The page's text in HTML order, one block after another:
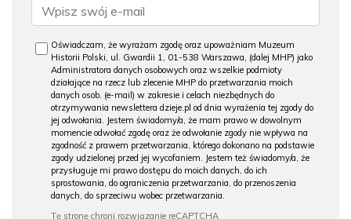
Oświadczam, że wyrażam zgodę oraz upoważniam Muzeum
Historii Polski, ul. Gwardii 1, 01-538 Warszawa, (dalej MHP) jako
Administratora danych osobowych oraz wszelkie podmioty
działające na rzecz lub zlecenie MHP do przetwarzania moich
danych osob. (e-mail) w zakresie i celach niezbędnych do
otrzymywania newslettera dzieje.pl od dnia wyrażenia tej zgody do
jej odwołania. Jestem świadomy/a, że mam prawo w dowolnym
momencie odwołać zgodę oraz że odwołanie zgody nie wpływa na
zgodność z prawem przetwarzania, którego dokonano na podstawie
zgody udzielonej przed jej wycofaniem. Jestem też świadomy/a, że
przysługuje mi prawo dostępu do moich danych, do ich
sprostowania, do ograniczenia przetwarzania, do przenoszenia
danych, do sprzeciwu wobec przetwarzania.